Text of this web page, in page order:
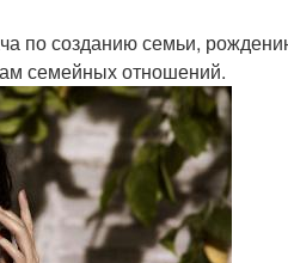
по созданию семьи,
семейных отношений.